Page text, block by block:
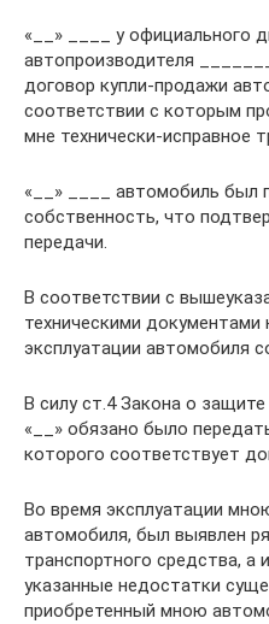
«__» ____ у официального
автопроизводителя
договор купли-продажи
соответствии с которым
мне технически-исправное
«__» ____ автомобиль был
собственность, что
передачи.
В соответствии с
техническими документами
эксплуатации автомобиля
В силу ст.4 Закона о
«__» обязано было
которого соответствует
Во время эксплуатации
автомобиля, был выявлен
транспортного средства,
указанные недостатки
приобретенный мною